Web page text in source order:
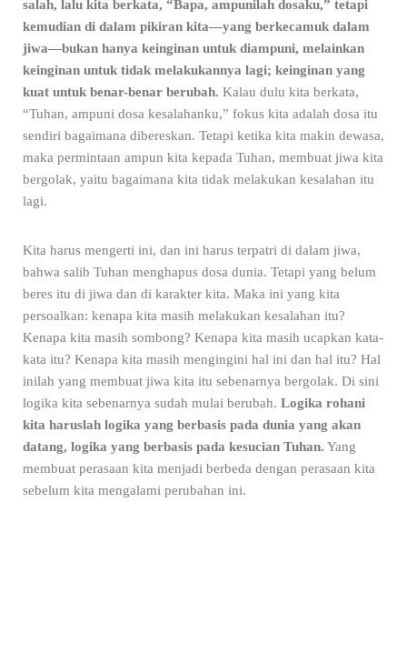
salah, lalu kita berkata, “Bapa, ampunilah dosaku,” tetapi
kemudian di dalam pikiran kita—yang berkecamuk dalam
jiwa—bukan hanya keinginan untuk diampuni, melainkan
keinginan untuk tidak melakukannya lagi; keinginan yang
kuat untuk benar-benar berubah. Kalau dulu kita berkata,
“Tuhan, ampuni dosa kesalahanku,” fokus kita adalah dosa itu
sendiri bagaimana dibereskan. Tetapi ketika kita makin dewasa,
maka permintaan ampun kita kepada Tuhan, membuat jiwa kita
bergolak, yaitu bagaimana kita tidak melakukan kesalahan itu
lagi.
Kita harus mengerti ini, dan ini harus terpatri di dalam jiwa,
bahwa salib Tuhan menghapus dosa dunia. Tetapi yang belum
beres itu di jiwa dan di karakter kita. Maka ini yang kita
persoalkan: kenapa kita masih melakukan kesalahan itu?
Kenapa kita masih sombong? Kenapa kita masih ucapkan kata-
kata itu? Kenapa kita masih mengingini hal ini dan hal itu? Hal
inilah yang membuat jiwa kita itu sebenarnya bergolak. Di sini
logika kita sebenarnya sudah mulai berubah. Logika rohani
kita haruslah logika yang berbasis pada dunia yang akan
datang, logika yang berbasis pada kesucian Tuhan. Yang
membuat perasaan kita menjadi berbeda dengan perasaan kita
sebelum kita mengalami perubahan ini.